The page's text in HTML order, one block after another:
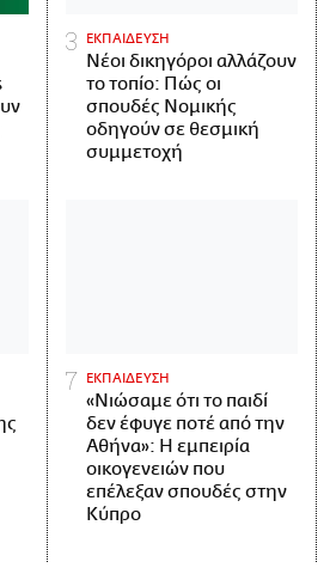
ΕΚΠΑΙΔΕΥΣΗ
Νέοι δικηγόροι αλλάζουν
το τοπίο: Πώς οι
σπουδές Νομικής
οδηγούν σε θεσμική
συμμετοχή
ΕΚΠΑΙΔΕΥΣΗ
«Νιώσαμε ότι το παιδί
δεν έφυγε ποτέ από την
Αθήνα»: Η εμπειρία
οικογενειών που
επέλεξαν σπουδές στην
Κύπρο